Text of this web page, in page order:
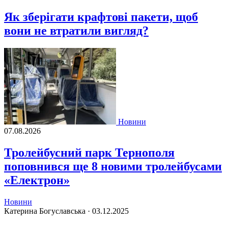
Як зберігати крафтові пакети, щоб
вони не втратили вигляд?
Новини
07.08.2026
Тролейбусний парк Тернополя
поповнився ще 8 новими тролейбусами
«Електрон»
Новини
Катерина Богуславська · 03.12.2025